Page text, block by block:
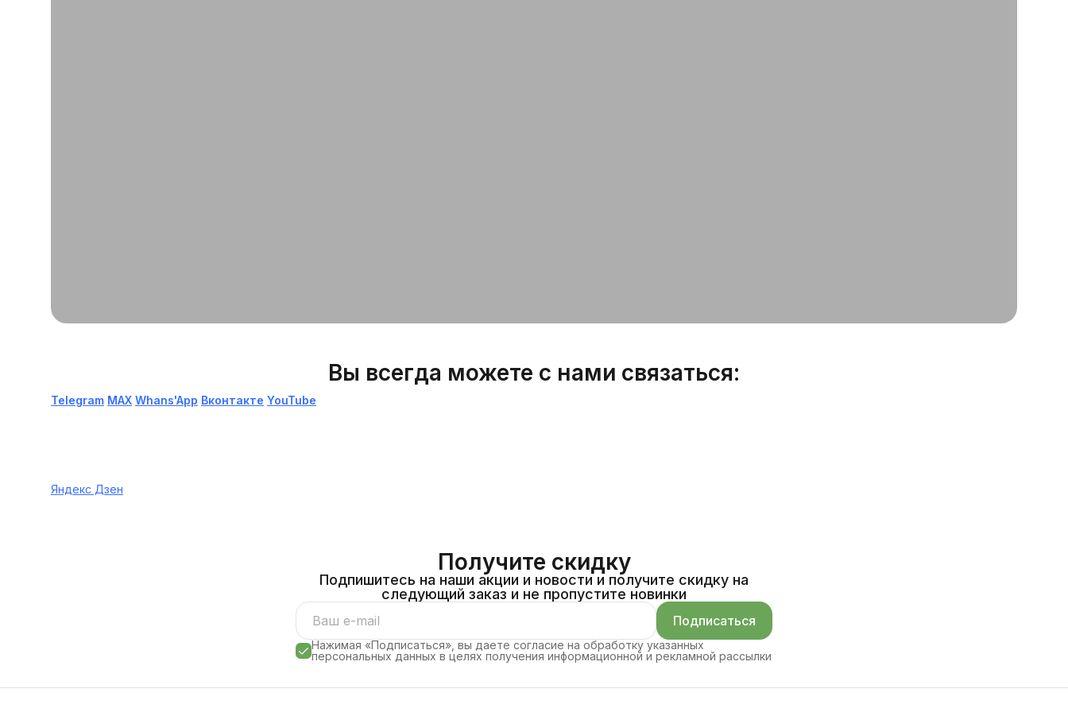
Вы всегда можете с нами связаться:
Telegram МАХ Whans'App Вконтакте YouTube
Яндекс Дзен
Получите скидку
Подпишитесь на наши акции и новости и получите скидку на
следующий заказ и не пропустите новинки
Подписаться
Нажимая «Подписаться», вы даете согласие на обработку указанных
персональных данных в целях получения информационной и рекламной рассылки